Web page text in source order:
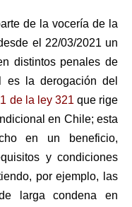
de la vocería de la
el 22/03/2021 un
distintos penales de
es la derogación del
de la ley 321 que rige
en Chile; esta
en un beneficio,
y condiciones
por ejemplo, las
larga condena en